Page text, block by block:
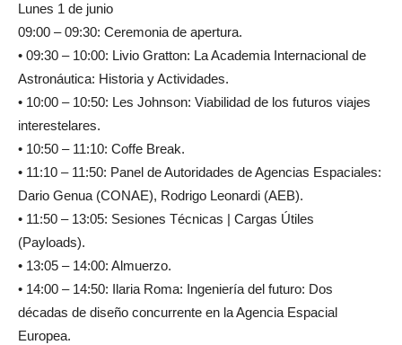
Lunes 1 de junio
09:00 – 09:30: Ceremonia de apertura.
• 09:30 – 10:00: Livio Gratton: La Academia Internacional de
Astronáutica: Historia y Actividades.
• 10:00 – 10:50: Les Johnson: Viabilidad de los futuros viajes
interestelares.
• 10:50 – 11:10: Coffe Break.
• 11:10 – 11:50: Panel de Autoridades de Agencias Espaciales:
Dario Genua (CONAE), Rodrigo Leonardi (AEB).
• 11:50 – 13:05: Sesiones Técnicas | Cargas Útiles
(Payloads).
• 13:05 – 14:00: Almuerzo.
• 14:00 – 14:50: Ilaria Roma: Ingeniería del futuro: Dos
décadas de diseño concurrente en la Agencia Espacial
Europea.